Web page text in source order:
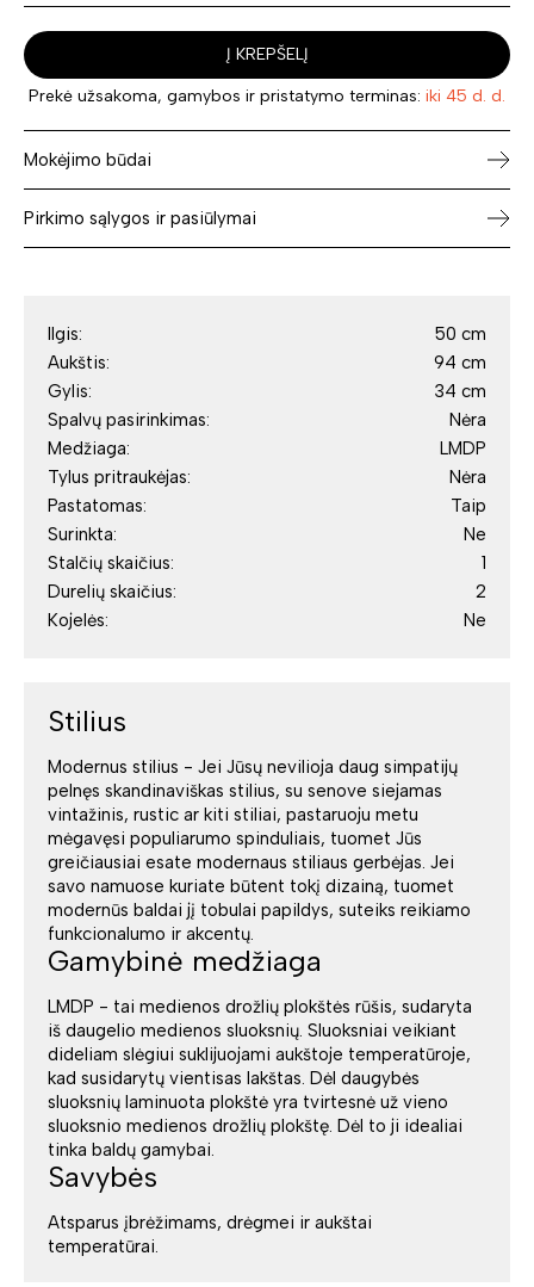
Į KREPŠELĮ
Prekė užsakoma, gamybos ir pristatymo terminas: iki 45 d. d.
Mokėjimo būdai
Pirkimo sąlygos ir pasiūlymai
Ilgis:
50 cm
Aukštis:
94 cm
Gylis:
34 cm
Spalvų pasirinkimas:
Nėra
Medžiaga:
LMDP
Tylus pritraukėjas:
Nėra
Pastatomas:
Taip
Surinkta:
Ne
Stalčių skaičius:
1
Durelių skaičius:
2
Kojelės:
Ne
Stilius
Modernus stilius - Jei Jūsų nevilioja daug simpatijų
pelnęs skandinaviškas stilius, su senove siejamas
vintažinis, rustic ar kiti stiliai, pastaruoju metu
mėgavęsi populiarumo spinduliais, tuomet Jūs
greičiausiai esate modernaus stiliaus gerbėjas. Jei
savo namuose kuriate būtent tokį dizainą, tuomet
modernūs baldai jį tobulai papildys, suteiks reikiamo
funkcionalumo ir akcentų.
Gamybinė medžiaga
LMDP - tai medienos drožlių plokštės rūšis, sudaryta
iš daugelio medienos sluoksnių. Sluoksniai veikiant
dideliam slėgiui suklijuojami aukštoje temperatūroje,
kad susidarytų vientisas lakštas. Dėl daugybės
sluoksnių laminuota plokštė yra tvirtesnė už vieno
sluoksnio medienos drožlių plokštę. Dėl to ji idealiai
tinka baldų gamybai.
Savybės
Atsparus įbrėžimams, drėgmei ir aukštai
temperatūrai.